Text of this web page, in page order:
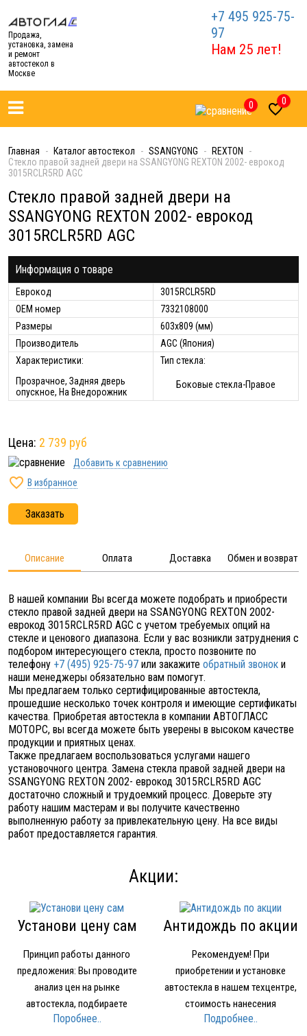
Продажа,
установка, замена
и ремонт
автостекол в
Москве
+7 495 925-75-
97
Нам 25 лет!
0 0
Главная Каталог автостекол SSANGYONG
REXTON
Стекло правой задней двери на SSANGYONG REXTON 2002- еврокод
3015RCLR5RD AGC
Стекло правой задней двери на
SSANGYONG REXTON 2002- еврокод
3015RCLR5RD AGC
Информация о товаре
Еврокод
3015RCLR5RD
ОЕМ номер
7332108000
Размеры
603x809 (мм)
Производитель
AGC (Япония)
Характеристики:
Прозрачное, Задняя дверь
опускное, На Внедорожник
Тип стекла:
Боковые стекла-Правое
Цена: 2 739 руб
Добавить к сравнению
 В избранное
Заказать
Описание Оплата Доставка Обмен и возврат
В нашей компании Вы всегда можете подобрать и приобрести
стекло правой задней двери на SSANGYONG REXTON 2002-
еврокод 3015RCLR5RD AGC с учетом требуемых опций на
стекле и ценового диапазона. Если у вас возникли затруднения с
подбором интересующего стекла, просто позвоните по
телефону +7 (495) 925-75-97 или закажите обратный звонок и
наши менеджеры обязательно вам помогут.
Мы предлагаем только сертифицированные автостекла,
прошедшие несколько точек контроля и имеющие сертификаты
качества. Приобретая автостекла в компании АВТОГЛАСС
МОТОРС, вы всегда можете быть уверены в высоком качестве
продукции и приятных ценах.
Также предлагаем воспользоваться услугами нашего
установочного центра. Замена стекла правой задней двери на
SSANGYONG REXTON 2002- еврокод 3015RCLR5RD AGC
достаточно сложный и трудоемкий процесс. Доверьте эту
работу нашим мастерам и вы получите качественно
выполненную работу за привлекательную цену. На все виды
работ предоставляется гарантия.
Акции:
Установи цену сам
Принцип работы данного
предложения: Вы проводите
анализ цен на рынке
автостекла, подбираете
устраивающее вас по качеству
Поробнее..
Антидождь по акции
Рекомендуем! При
приобретении и установке
автостекла в нашем техцентре,
стоимость нанесения
нанопокрытия для стекол
Подробнее..